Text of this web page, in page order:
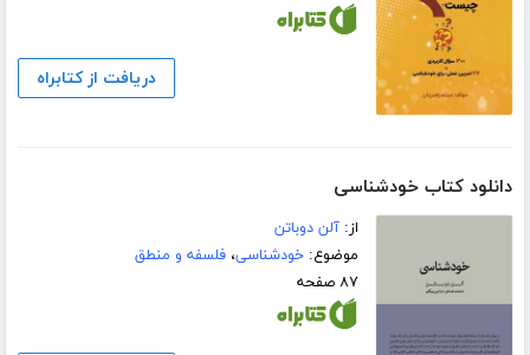
دریافت از کتابراه
دانلود کتاب خودشناسی
از:آلن دوباتن
موضوع:خودشناسی،فلسفه و منطق
۸۷ صفحه